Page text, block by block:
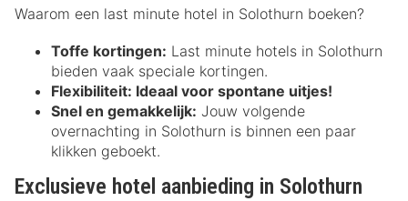
Waarom een last minute hotel in Solothurn boeken?
Toffe kortingen: Last minute hotels in Solothurn
bieden vaak speciale kortingen.
Flexibiliteit: Ideaal voor spontane uitjes!
Snel en gemakkelijk: Jouw volgende
overnachting in Solothurn is binnen een paar
klikken geboekt.
Exclusieve hotel aanbieding in Solothurn